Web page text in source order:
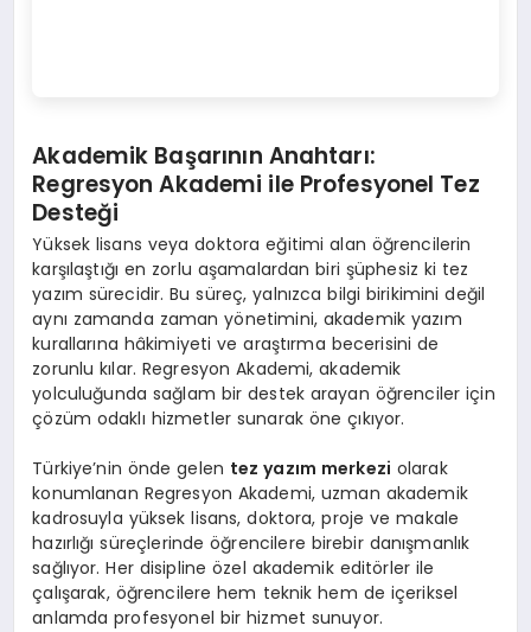
Akademik Başarının Anahtarı:
Regresyon Akademi ile Profesyonel Tez
Desteği
Yüksek lisans veya doktora eğitimi alan öğrencilerin
karşılaştığı en zorlu aşamalardan biri şüphesiz ki tez
yazım sürecidir. Bu süreç, yalnızca bilgi birikimini değil
aynı zamanda zaman yönetimini, akademik yazım
kurallarına hâkimiyeti ve araştırma becerisini de
zorunlu kılar. Regresyon Akademi, akademik
yolculuğunda sağlam bir destek arayan öğrenciler için
çözüm odaklı hizmetler sunarak öne çıkıyor.
Türkiye’nin önde gelen tez yazım merkezi olarak
konumlanan Regresyon Akademi, uzman akademik
kadrosuyla yüksek lisans, doktora, proje ve makale
hazırlığı süreçlerinde öğrencilere birebir danışmanlık
sağlıyor. Her disipline özel akademik editörler ile
çalışarak, öğrencilere hem teknik hem de içeriksel
anlamda profesyonel bir hizmet sunuyor.